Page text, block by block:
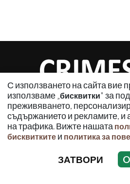
С използването на сайта вие
използваме „бисквитки" за
преживяването,
съдържанието и рекламите, и
на трафика. Вижте нашата
бисквитките и политика за
ЗАТВОРИ